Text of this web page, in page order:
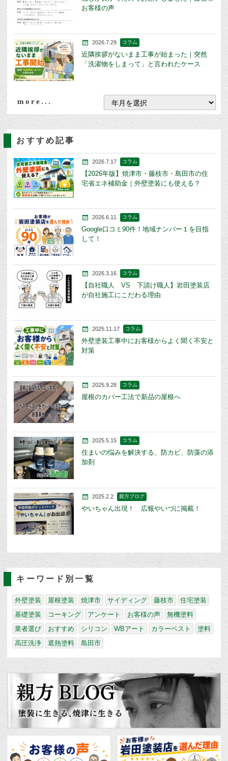
お客様の声
2026.7.29 コラム
近隣挨拶がないまま工事が始まった｜突然
「洗濯物をしまって」と言われたケース
more...
おすすめ記事
2026.7.17 コラム
【2026年版】焼津市・藤枝市・島田市の住
宅省エネ補助金｜外壁塗装にも使える？
2026.6.11 コラム
Google口コミ90件！地域ナンバー１を目指
して！
2026.3.16 コラム
【自社職人 VS 下請け職人】岩田塗装店
が自社施工にこだわる理由
2025.11.17 コラム
外壁塗装工事中にお客様からよく聞く不安と
対策
2025.9.28 コラム
屋根のカバー工法で新品の屋根へ
2025.5.15 コラム
住まいの悩みを解決する、防カビ、防藻の添
加剤
2025.2.2 親方ブログ
やいちゃん出現！ 広報やいづに掲載！
キーワード別一覧
外壁塗装 屋根塗装 焼津市 サイディング 藤枝市
住宅塗装
基礎塗装
コーキング アンケート お客様の声
無機塗料
業者選び
おすすめ シリコン WBアート カラーベスト
塗料
高圧洗浄
遮熱塗料 島田市